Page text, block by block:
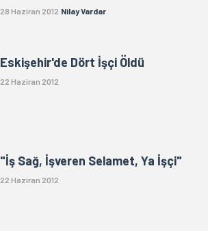
28 Haziran 2012 Nilay Vardar
Eskişehir'de Dört İşçi Öldü
22 Haziran 2012
"İş Sağ, İşveren Selamet, Ya İşçi"
22 Haziran 2012